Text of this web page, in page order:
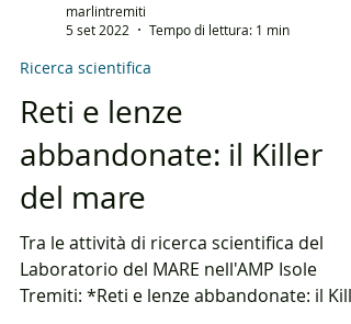
marlintremiti
5 set 2022
Tempo di lettura: 1 min
Reti e lenze
abbandonate: il Killer
del mare